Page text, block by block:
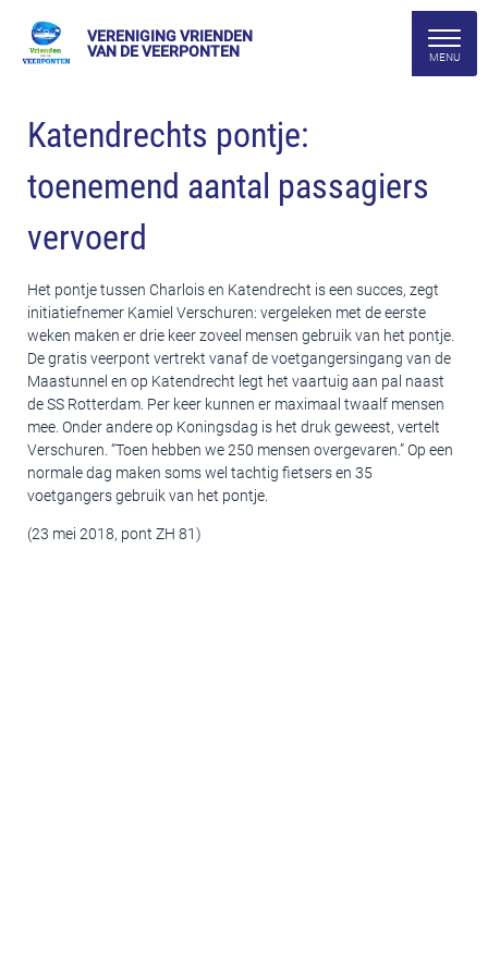
VERENIGING VRIENDEN
VAN DE VEERPONTEN
Katendrechts pontje:
toenemend aantal passagiers
vervoerd
Het pontje tussen Charlois en Katendrecht is een succes, zegt
initiatiefnemer Kamiel Verschuren: vergeleken met de eerste
weken maken er drie keer zoveel mensen gebruik van het pontje.
De gratis veerpont vertrekt vanaf de voetgangersingang van de
Maastunnel en op Katendrecht legt het vaartuig aan pal naast
de SS Rotterdam. Per keer kunnen er maximaal twaalf mensen
mee. Onder andere op Koningsdag is het druk geweest, vertelt
Verschuren. “Toen hebben we 250 mensen overgevaren.” Op een
normale dag maken soms wel tachtig fietsers en 35
voetgangers gebruik van het pontje.
(23 mei 2018, pont ZH 81)